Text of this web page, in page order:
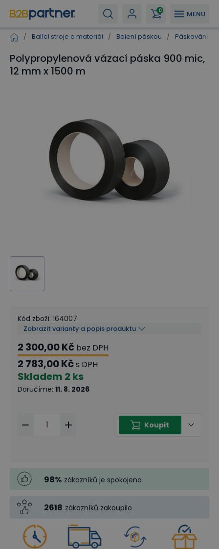
MENU
0
/ Balící stroje a materiál / Balení páskou / Páskování
Polypropylenová vázací páska 900 mic,
12 mm x 1500 m
Kód zboží: 164007
Zobrazit varianty a popis produktu
2 300,00 Kč bez DPH
2 783,00 Kčs DPH
Skladem 2 ks
Doručíme: 11. 8. 2026
Koupit
98% zákazníků je spokojeno
2618 zákazníků zakoupilo